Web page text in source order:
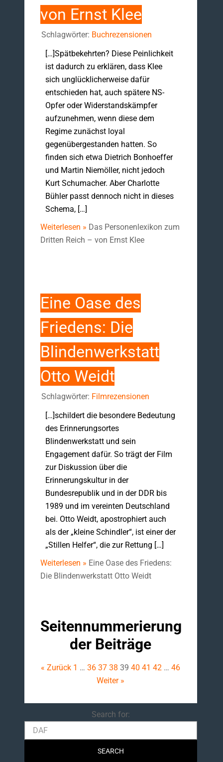
von Ernst Klee
Schlagwörter: Buchrezensionen
[…]Spätbekehrten? Diese Peinlichkeit
ist dadurch zu erklären, dass Klee
sich unglücklicherweise dafür
entschieden hat, auch spätere NS-
Opfer oder Widerstandskämpfer
aufzunehmen, wenn diese dem
Regime zunächst loyal
gegenübergestanden hatten. So
finden sich etwa Dietrich Bonhoeffer
und Martin Niemöller, nicht jedoch
Kurt Schumacher. Aber Charlotte
Bühler passt dennoch nicht in dieses
Schema, […]
Weiterlesen » Das Personenlexikon zum
Dritten Reich – von Ernst Klee
Eine Oase des
Friedens: Die
Blindenwerkstatt
Otto Weidt
Schlagwörter: Filmrezensionen
[…]schildert die besondere Bedeutung
des Erinnerungsortes
Blindenwerkstatt und sein
Engagement dafür. So trägt der Film
zur Diskussion über die
Erinnerungskultur in der
Bundesrepublik und in der DDR bis
1989 und im vereinten Deutschland
bei. Otto Weidt, apostrophiert auch
als der „kleine Schindler“, ist einer der
„Stillen Helfer“, die zur Rettung […]
Weiterlesen » Eine Oase des Friedens:
Die Blindenwerkstatt Otto Weidt
Seitennummerierung
der Beiträge
« Zurück 1 … 36 37 38 39 40 41 42 … 46
Weiter »
Search for:Search